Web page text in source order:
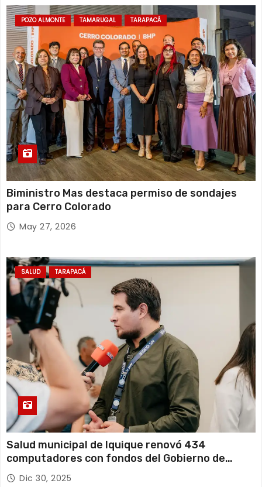
d
a
s
POZO ALMONTE TAMARUGAL TARAPACÁ
Biministro Mas destaca permiso de sondajes
para Cerro Colorado
May 27, 2026
SALUD TARAPACÁ
Salud municipal de Iquique renovó 434
computadores con fondos del Gobierno de
Tarapacá
Dic 30, 2025